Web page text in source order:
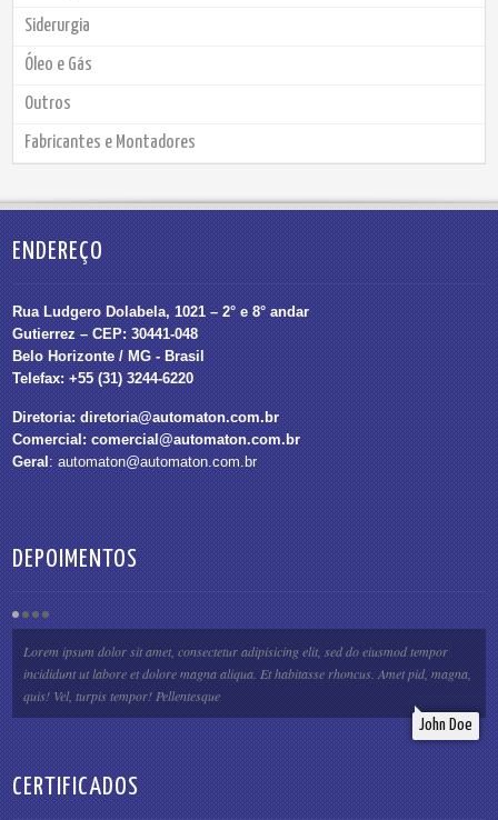
Siderurgia
Óleo e Gás
Outros
Fabricantes e Montadores
ENDEREÇO
Rua Ludgero Dolabela, 1021 – 2° e 8° andar
Gutierrez – CEP: 30441-048
Belo Horizonte / MG - Brasil
Telefax: +55 (31) 3244-6220
Diretoria:diretoria@automaton.com.br
Comercial:comercial@automaton.com.br
Geral:automaton@automaton.com.br
DEPOIMENTOS
Lorem ipsum dolor sit amet, consectetur adipisicing elit, sed do eiusmod tempor
incididunt ut labore et dolore magna aliqua. Et habitasse rhoncus. Amet pid, magna,
quis! Vel, turpis tempor! Pellentesque
John Doe
CERTIFICADOS